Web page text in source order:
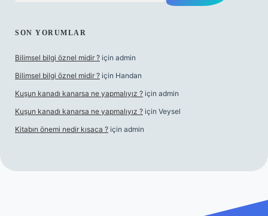
SON YORUMLAR
Bilimsel bilgi öznel midir ? için admin
Bilimsel bilgi öznel midir ? için Handan
Kuşun kanadı kanarsa ne yapmalıyız ? için admin
Kuşun kanadı kanarsa ne yapmalıyız ? için Veysel
Kitabın önemi nedir kısaca ? için admin